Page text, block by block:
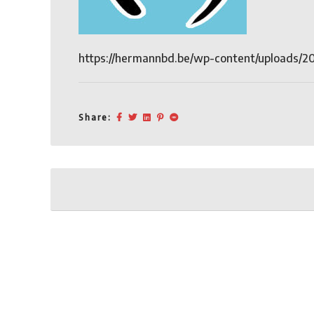
https://hermannbd.be/wp-content/uploads/
Share:
Post